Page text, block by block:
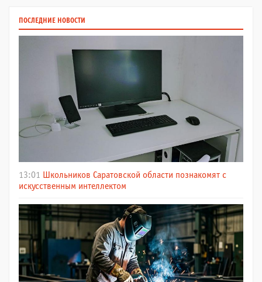
ПОСЛЕДНИЕ НОВОСТИ
13:01 Школьников Саратовской области познакомят с
искусственным интеллектом